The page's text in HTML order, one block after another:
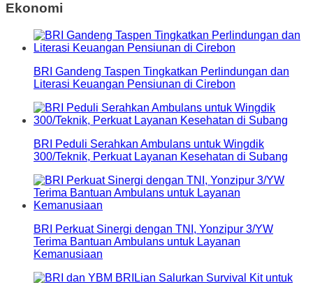
Ekonomi
BRI Gandeng Taspen Tingkatkan Perlindungan dan
Literasi Keuangan Pensiunan di Cirebon
BRI Peduli Serahkan Ambulans untuk Wingdik
300/Teknik, Perkuat Layanan Kesehatan di Subang
BRI Perkuat Sinergi dengan TNI, Yonzipur 3/YW
Terima Bantuan Ambulans untuk Layanan
Kemanusiaan